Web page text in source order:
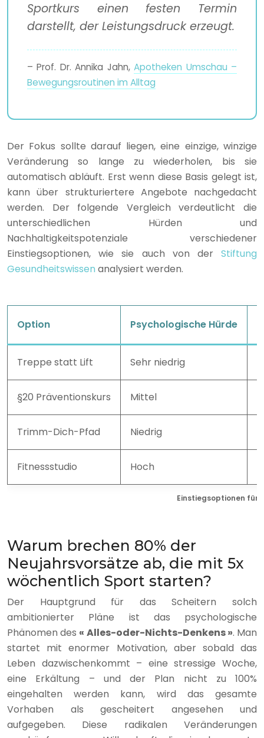
Sportkurs einen festen Termin
darstellt, der Leistungsdruck erzeugt.
– Prof. Dr. Annika Jahn,Apotheken Umschau –
Bewegungsroutinen im Alltag
Der Fokus sollte darauf liegen, eine einzige, winzige
Veränderung so lange zu wiederholen, bis sie
automatisch abläuft. Erst wenn diese Basis gelegt ist,
kann über strukturiertere Angebote nachgedacht
werden. Der folgende Vergleich verdeutlicht die
unterschiedlichen Hürden und
Nachhaltigkeitspotenziale verschiedener
Einstiegsoptionen, wie sie auch von der Stiftung
Gesundheitswissen analysiert werden.
Einstiegsoptionen für
Option Psychologische Hürde
Treppe statt Lift Sehr niedrig
§20 Präventionskurs Mittel
Trimm-Dich-Pfad Niedrig
Fitnessstudio Hoch
Warum brechen 80% der
Neujahrsvorsätze ab, die mit 5x
wöchentlich Sport starten?
Der Hauptgrund für das Scheitern solch
ambitionierter Pläne ist das psychologische
Phänomen des « Alles-oder-Nichts-Denkens ». Man
startet mit enormer Motivation, aber sobald das
Leben dazwischenkommt – eine stressige Woche,
eine Erkältung – und der Plan nicht zu 100%
eingehalten werden kann, wird das gesamte
Vorhaben als gescheitert angesehen und
aufgegeben. Diese radikalen Veränderungen